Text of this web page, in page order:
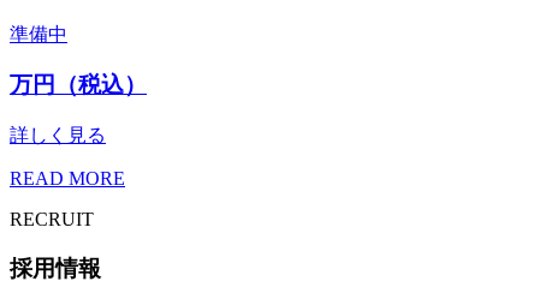
準備中
万円（税込）
詳しく見る
READ MORE
RECRUIT
採用情報